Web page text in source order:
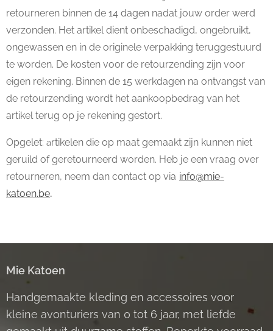
retourneren binnen de 14 dagen nadat jouw order werd
verzonden. Het artikel dient onbeschadigd, ongebruikt,
ongewassen en in de originele verpakking teruggestuurd
te worden. De kosten voor de retourzending zijn voor
eigen rekening. Binnen de 15 werkdagen na ontvangst van
de retourzending wordt het aankoopbedrag van het
artikel terug op je rekening gestort.
Opgelet: artikelen die op maat gemaakt zijn kunnen niet
geruild of geretourneerd worden. Heb je een vraag over
retourneren, neem dan contact op via info@mie-
katoen.be.
Mie Katoen
Handgemaakte kleding en accessoires voor
kleine avonturiers van 0 tot 6 jaar, met liefde